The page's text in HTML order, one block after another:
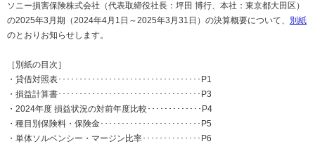
ソニー損害保険株式会社（代表取締役社長：坪田 博行、本社：東京都大田区）
の2025年3月期（2024年4月1日～2025年3月31日）の決算概要について、 別紙
のとおりお知らせします。
［別紙の目次］
・貸借対照表･･････････････････････････････････P1
・損益計算書･･････････････････････････････････P3
・ 2024年度 損益状況の対前年度比較･････････････P4
・種目別保険料・保険金････････････････････････P5
・単体ソルベンシー・マージン比率･･････････････P6